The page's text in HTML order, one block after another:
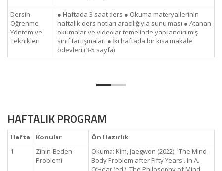
Dersin
Öğrenme
Yöntem ve
Teknikleri
● Haftada 3 saat ders ● Okuma materyallerinin
haftalık ders notları aracılığıyla sunulması ● Atanan
okumalar ve videolar temelinde yapılandırılmış
sınıf tartışmaları ● İki haftada bir kısa makale
ödevleri (3-5 sayfa)
HAFTALIK PROGRAM
Hafta Konular
Ön Hazırlık
1
Zihin-Beden
Problemi
Okuma: Kim, Jaegwon (2022). 'The Mind–
Body Problem after Fifty Years'. In A.
O’Hear (ed.), The Philosophy of Mind,